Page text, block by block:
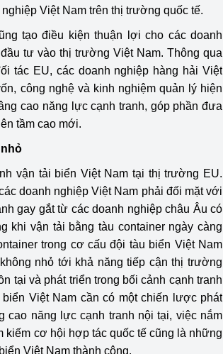
Việt Nam trên thị trường quốc tế.
tạo điều kiện thuận lợi cho các doanh
tư vào thị trường Việt Nam. Thông qua
tác EU, các doanh nghiệp hàng hải Việt
công nghệ và kinh nghiệm quản lý hiện
cao năng lực cạnh tranh, góp phần đưa
tầm cao mới.
vận tải biển Việt Nam tại thị trường EU.
doanh nghiệp Việt Nam phải đối mặt với
gay gắt từ các doanh nghiệp châu Âu có
khi vận tải bằng tàu container ngày càng
trong cơ cấu đội tàu biển Việt Nam
nhỏ tới khả năng tiếp cận thị trường
tại và phát triển trong bối cảnh cạnh tranh
Việt Nam cần có một chiến lược phát
cao năng lực cạnh tranh nội tại, việc nắm
kiếm cơ hội hợp tác quốc tế cũng là những
Việt Nam thành công.